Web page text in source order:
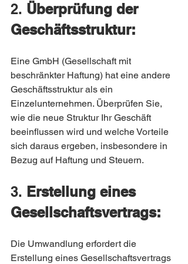
2. Überprüfung der
Geschäftsstruktur:
Eine GmbH (Gesellschaft mit
beschränkter Haftung) hat eine andere
Geschäftsstruktur als ein
Einzelunternehmen. Überprüfen Sie,
wie die neue Struktur Ihr Geschäft
beeinflussen wird und welche Vorteile
sich daraus ergeben, insbesondere in
Bezug auf Haftung und Steuern.
3. Erstellung eines
Gesellschaftsvertrags:
Die Umwandlung erfordert die
Erstellung eines Gesellschaftsvertrags